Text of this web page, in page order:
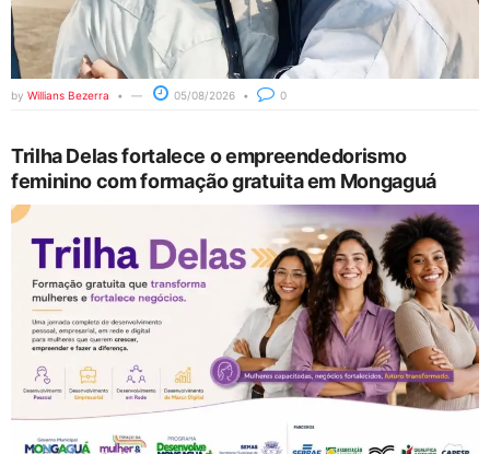
by Willians Bezerra 05/08/2026 0
Trilha Delas fortalece o empreendedorismo
feminino com formação gratuita em Mongaguá